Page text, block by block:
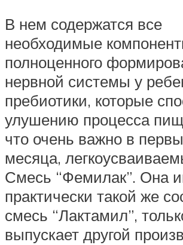
В нем содержатся все
необходимые
полноценного
нервной системы у
пребиотики, которые
улушению процесса
что очень важно в
месяца,
Смесь “Фемилак”. Она
практически такой же
смесь “Лактамил”,
выпускает другой